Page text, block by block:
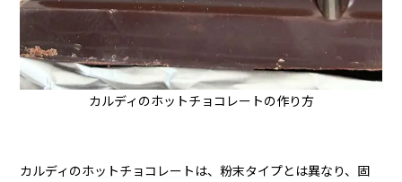
カルディのホットチョコレートの作り方
カルディのホットチョコレートは、粉末タイプとは異なり、固